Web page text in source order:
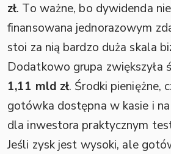
zł. To ważne, bo dywidenda
finansowana jednorazowym
stoi za nią bardzo duża skala
Dodatkowo grupa zwiększyła
1,11 mld zł. Środki pieniężne,
gotówka dostępna w kasie i na
dla inwestora praktycznym
Jeśli zysk jest wysoki, ale